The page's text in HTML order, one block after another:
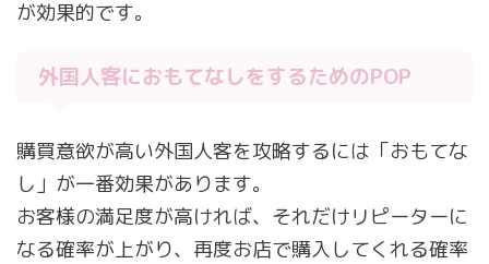
が効果的です。
外国人客におもてなしをするためのPOP
購買意欲が高い外国人客を攻略するには「おもてな
し」が一番効果があります。
お客様の満足度が高ければ、それだけリピーターに
なる確率が上がり、再度お店で購入してくれる確率